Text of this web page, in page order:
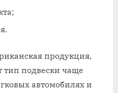
продукция,
тип подвески чаще
автомобилях и